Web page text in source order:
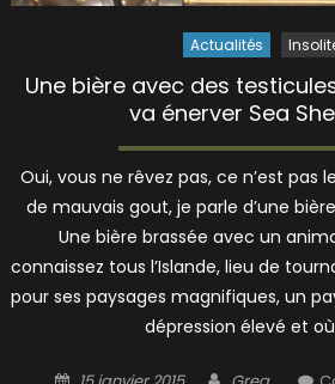
Actualités
Une bière avec des
va énerver Sea
Oui, vous ne rêvez pas, ce n’est pas
de mauvais gout, je parle d’une
Une bière brassée avec un
connaissez tous l’Islande, lieu de
pour ses paysages magnifiques, un
dépression élevé et
Posted Author